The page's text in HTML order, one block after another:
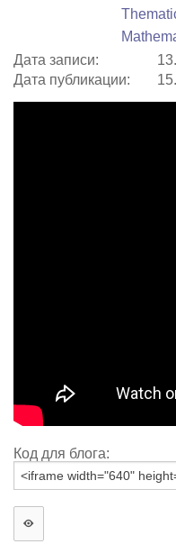
Дата записи:
Дата публикации:
Код для блога: